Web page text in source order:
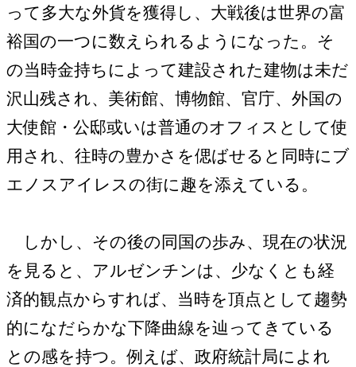
って多大な外貨を獲得し、大戦後は世界の富
裕国の一つに数えられるようになった。そ
の当時金持ちによって建設された建物は未だ
沢山残され、美術館、博物館、官庁、外国の
大使館・公邸或いは普通のオフィスとして使
用され、往時の豊かさを偲ばせると同時にブ
エノスアイレスの街に趣を添えている。
しかし、その後の同国の歩み、現在の状況
を見ると、アルゼンチンは、少なくとも経
済的観点からすれば、当時を頂点として趨勢
的になだらかな下降曲線を辿ってきている
との感を持つ。例えば、政府統計局によれ